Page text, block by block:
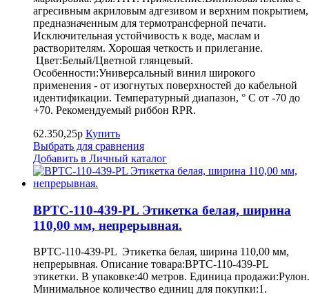
агресивным акриловым адгезивом и верхним покрытием,
предназначенным для термотрансферной печати.
Исключительная устойчивость к воде, маслам и
растворителям. Хорошая четкость и прилегание.
Цвет:Белый/Цветной глянцевый.
Особенности:Универсальный винил широкого
применения - от изогнутых поверхностей до кабельной
идентификации. Температурный диапазон, ° С от -70 до
+70. Рекомендуемый риббон RPR.
62.350,25р Купить
Выбрать для сравнения
Добавить в Личный каталог
BPTC-110-439-PL Этикетка белая, ширина
110,00 мм, непрерывная.
BPTC-110-439-PL Этикетка белая, ширина 110,00 мм,
непрерывная. Описание товара:BPTC-110-439-PL
этикетки. В упаковке:40 метров. Единица продажи:Рулон.
Минимальное количество единиц для покупки:1.